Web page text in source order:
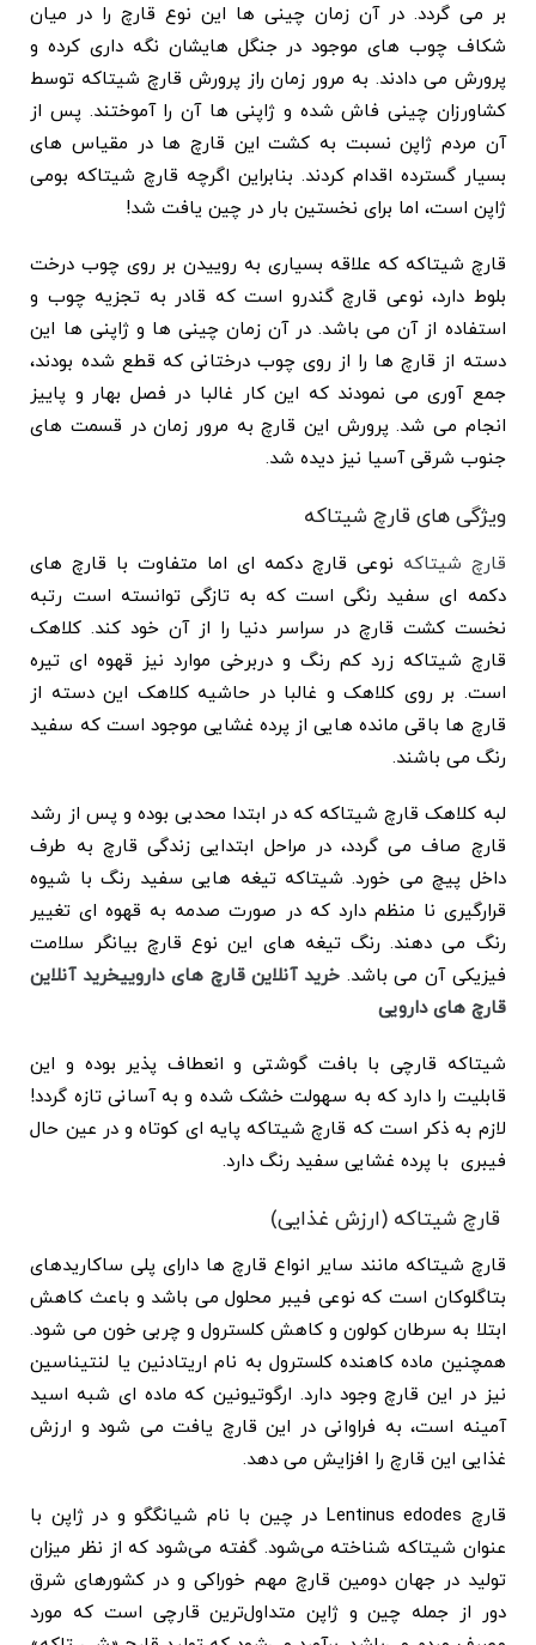
بر می گردد. در آن زمان چینی ها این نوع قارچ را در میان
شکاف چوب های موجود در جنگل هایشان نگه داری کرده و
پرورش می دادند. به مرور زمان راز پرورش قارچ شیتاکه توسط
کشاورزان چینی فاش شده و ژاپنی ها آن را آموختند. پس از
آن مردم ژاپن نسبت به کشت این قارچ ها در مقیاس های
بسیار گسترده اقدام کردند. بنابراین اگرچه قارچ شیتاکه بومی
ژاپن است، اما برای نخستین بار در چین یافت شد!
قارچ شیتاکه که علاقه بسیاری به روییدن بر روی چوب درخت
بلوط دارد، نوعی قارچ گندرو است که قادر به تجزیه چوب و
استفاده از آن می باشد. در آن زمان چینی ها و ژاپنی ها این
دسته از قارچ ها را از روی چوب درختانی که قطع شده بودند،
جمع آوری می نمودند که این کار غالبا در فصل بهار و پاییز
انجام می شد. پرورش این قارچ به مرور زمان در قسمت های
جنوب شرقی آسیا نیز دیده شد.
ویژگی های قارچ شیتاکه
قارچ شیتاکه نوعی قارچ دکمه ای اما متفاوت با قارچ های
دکمه ای سفید رنگی است که به تازگی توانسته است رتبه
نخست کشت قارچ در سراسر دنیا را از آن خود کند. کلاهک
قارچ شیتاکه زرد کم رنگ و دربرخی موارد نیز قهوه ای تیره
است. بر روی کلاهک و غالبا در حاشیه کلاهک این دسته از
قارچ ها باقی مانده هایی از پرده غشایی موجود است که سفید
رنگ می باشند.
لبه کلاهک قارچ شیتاکه که در ابتدا محدبی بوده و پس از رشد
قارچ صاف می گردد، در مراحل ابتدایی زندگی قارچ به طرف
داخل پیچ می خورد. شیتاکه تیغه هایی سفید رنگ با شیوه
قرارگیری نا منظم دارد که در صورت صدمه به قهوه ای تغییر
رنگ می دهند. رنگ تیغه های این نوع قارچ بیانگر سلامت
فیزیکی آن می باشد.خرید آنلاین قارچ های داروییخرید آنلاین
قارچ های دارویی
شیتاکه قارچی با بافت گوشتی و انعطاف پذیر بوده و این
قابلیت را دارد که به سهولت خشک شده و به آسانی تازه گردد!
لازم به ذکر است که قارچ شیتاکه پایه ای کوتاه و در عین حال
فیبری با پرده غشایی سفید رنگ دارد.
قارچ شیتاکه (ارزش غذایی)
قارچ شیتاکه مانند سایر انواع قارچ ها دارای پلی ساکاریدهای
بتاگلوکان است که نوعی فیبر محلول می باشد و باعث کاهش
ابتلا به سرطان کولون و کاهش کلسترول و چربی خون می شود.
همچنین ماده کاهنده کلسترول به نام اریتادنین یا لنتیناسین
نیز در این قارچ وجود دارد. ارگوتیونین که ماده ای شبه اسید
آمینه است، به فراوانی در این قارچ یافت می شود و ارزش
غذایی این قارچ را افزایش می دهد.
قارچ Lentinus edodes در چین با نام ‌شیانگگو و در ژاپن با
عنوان شیتاکه شناخته می‌شود. گفته می‌شود که از نظر میزان
تولید در جهان دومین قارچ مهم خوراکی و در کشورهای شرق
دور از جمله چین و ژاپن متداول‌ترین قارچی است که مورد